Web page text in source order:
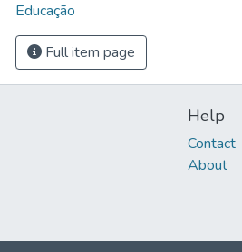
Educação
Full item page
Help
Contact
About